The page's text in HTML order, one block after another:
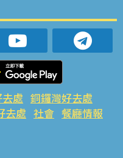
處 銅鑼灣好去處
去處 社會 餐廳情報